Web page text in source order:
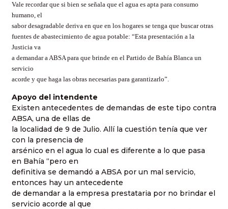
Vale recordar que si bien se señala que el agua es apta para consumo
humano, el
sabor desagradable deriva en que en los hogares se tenga que buscar otras
fuentes de abastecimiento de agua potable: “Esta presentación a la
Justicia va
a demandar a ABSA para que brinde en el Partido de Bahía Blanca un
servicio
acorde y que haga las obras necesarias para garantizarlo”.
Apoyo del intendente
Existen antecedentes de demandas de este tipo contra
ABSA, una de ellas de
la localidad de 9 de Julio. Allí la cuestión tenía que ver
con la presencia de
arsénico en el agua lo cual es diferente a lo que pasa
en Bahía “pero en
definitiva se demandó a ABSA por un mal servicio,
entonces hay un antecedente
de demandar a la empresa prestataria por no brindar el
servicio acorde al que